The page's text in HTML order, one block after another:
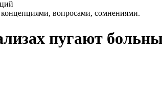
вопросами, сомнениями.
пугают